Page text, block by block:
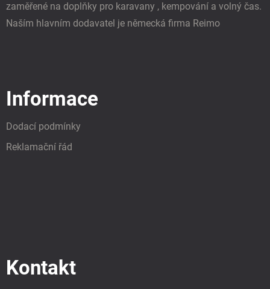
zaměřené na doplňky pro karavany , kempování a volný čas.
Naším hlavním dodavatel je německá firma Reimo
Informace
Dodací podmínky
Reklamační řád
Kontakt